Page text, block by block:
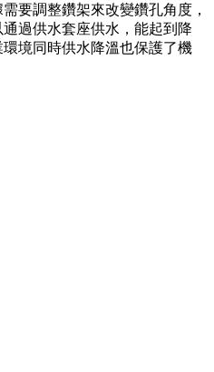
要調整鑽架來改變鑽孔角度，
過供水套座供水，能起到降
境同時供水降溫也保護了機